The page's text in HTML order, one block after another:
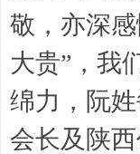
敬，亦深
大贵”，我
绵力，阮
会长及陕